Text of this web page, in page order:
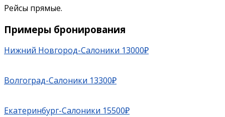
Рейсы прямые.
Примеры бронирования
Нижний Новгород-Салоники 13000₽
Волгоград-Салоники 13300₽
Екатеринбург-Салоники 15500₽